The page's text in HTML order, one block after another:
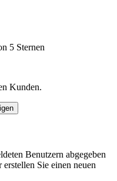
5 Sternen
Kunden.
Benutzern abgegeben
Sie einen neuen